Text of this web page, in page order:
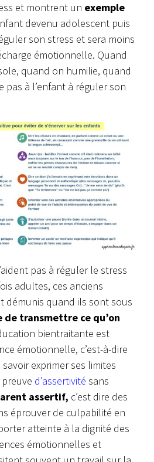
et montrent un exemple
devenu adolescent puis
son stress et sera moins
émotionnelle. Quand
quand on humilie, quand
pas à l’enfant à réguler son
pas à réguler le stress
adultes, ces anciens
démunis quand ils sont sous
transmettre ce qu’on
bientraitante est
émotionnelle, c’est-à-dire
exprimer ses limites
d’assertivité sans
assertif, c’est dire des
éprouver de culpabilité en
atteinte à la dignité des
émotionnelles et